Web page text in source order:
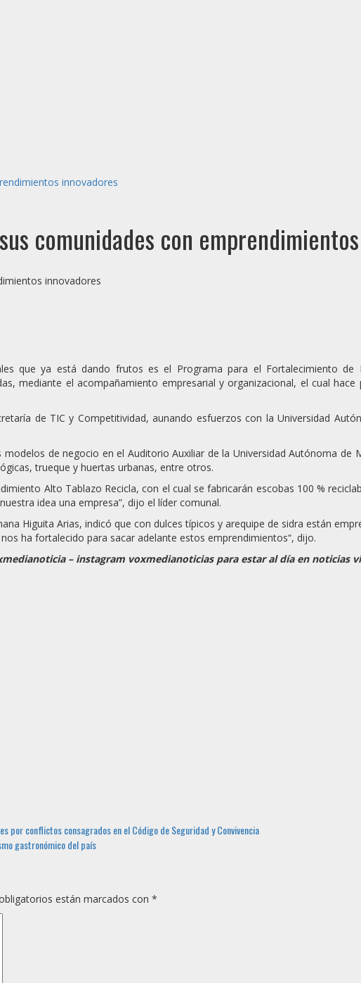
innovadores
comunidades con
que ya está dando frutos es el Programa para el Fortalecimiento de
mediante el acompañamiento empresarial y organizacional, el cual
de TIC y Competitividad, aunando esfuerzos con la Universidad
de negocio en el Auditorio Auxiliar de la Universidad Autónoma
trueque y huertas urbanas, entre otros.
Alto Tablazo Recicla, con el cual se fabricarán escobas 100 %
idea una empresa”, dijo el líder comunal.
Higuita Arias, indicó que con dulces típicos y arequipe de sidra están
ha fortalecido para sacar adelante estos emprendimientos“, dijo.
– instagram voxmedianoticias para estar al día en noticias
por conflictos consagrados en el Código de Seguridad y Convivencia
gastronómico del país
están marcados con *